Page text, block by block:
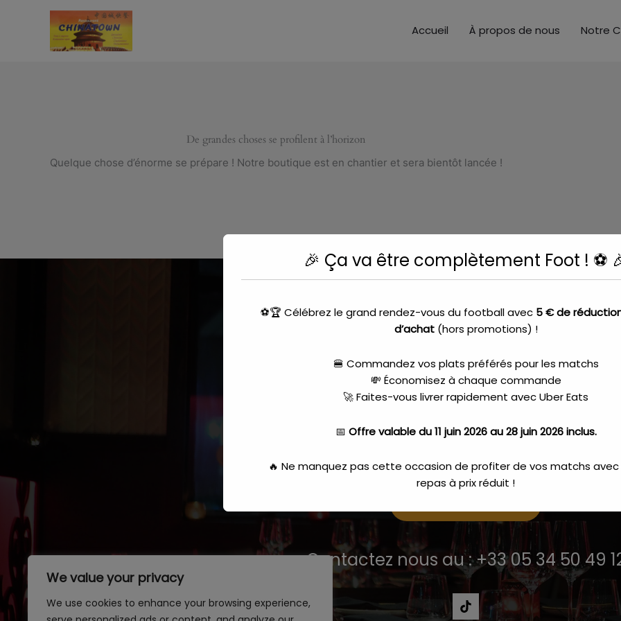
We value your privacy
We use cookies to enhance your browsing experience,
Accueil À propos de nous Notre
De grandes choses se profilent à l’horizon
Quelque chose d’énorme se prépare ! Notre boutique est en chantier et sera bientôt lancée !
Nous vous attendons.
Venez passez un moment hors du commun à un prix qui ne dit pas son
Contactez nous au : +33 05 34 50 49
🎉 Ça va être complètement Foot ! ⚽
⚽🏆 Célébrez le grand rendez-vous du football avec 5 € de
d’achat(hors promotions) !
🍔 Commandez vos plats préférés pour les matchs
💸 Économisez à chaque commande
🚀 Faites-vous livrer rapidement avec Uber Eats
📅 Offre valable du 11 juin 2026 au 28 juin 2026 inclus.
🔥 Ne manquez pas cette occasion de profiter de vos matchs
repas à prix réduit !
👉Dépêchez-vous, l'offre expire le 28 juin 2026 à 23h59 !
Commandeici
Ceci fermera dans 17 secondes